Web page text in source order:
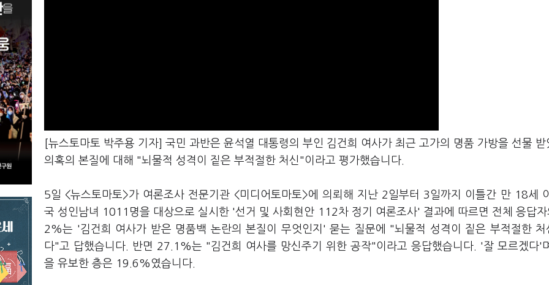
[뉴스토마토 박주용 기자] 국민 과반은 윤석열 대통령의 부인 김건희 여사가 최근 고가의 명품 가방을 선물 받
의혹의 본질에 대해 "뇌물적 성격이 짙은 부적절한 처신"이라고 평가했습니다.
5일 <뉴스토마토>가 여론조사 전문기관 <미디어토마토>에 의뢰해 지난 2일부터 3일까지 이틀간 만 18세
국 성인남녀 1011명을 대상으로 실시한 '선거 및 사회현안 112차 정기 여론조사' 결과에 따르면 전체 응답
2%는 '김건희 여사가 받은 명품백 논란의 본질이 무엇인지' 묻는 질문에 "뇌물적 성격이 짙은 부적절한 처
다"고 답했습니다. 반면 27.1%는 "김건희 여사를 망신주기 위한 공작"이라고 응답했습니다. '잘 모르겠다'
을 유보한 층은 19.6%였습니다.